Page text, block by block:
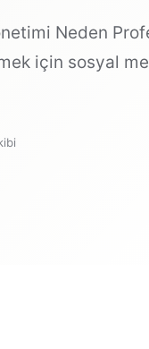
Neden
için sosyal